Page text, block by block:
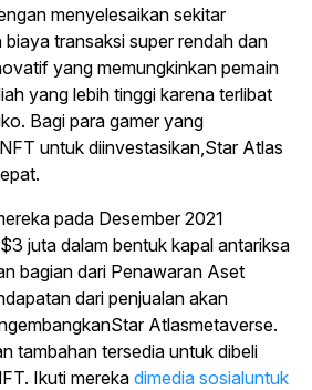
menyelesaikan sekitar
biaya transaksi super rendah dan
yang memungkinkan pemain
yang lebih tinggi karena terlibat
Bagi para gamer yang
untuk diinvestasikan,Star Atlas
pada Desember 2021
juta dalam bentuk kapal antariksa
bagian dari Penawaran Aset
dari penjualan akan
Star Atlasmetaverse.
tambahan tersedia untuk dibeli
Ikuti mereka dimedia sosialuntuk